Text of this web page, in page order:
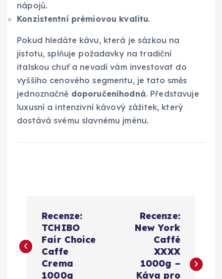
nápojů.
Konzistentní prémiovou kvalitu.
Pokud hledáte kávu, která je sázkou na
jistotu, splňuje požadavky na tradiční
italskou chuť a nevadí vám investovat do
vyššího cenového segmentu, je tato směs
jednoznačně doporučeníhodná. Představuje
luxusní a intenzivní kávový zážitek, který
dostává svému slavnému jménu.
v
Recenze:
TCHIBO
Fair Choice
Caffe
Crema
1000g
Recenze:
New York
Caffé
XXXX
1000g –
Káva pro